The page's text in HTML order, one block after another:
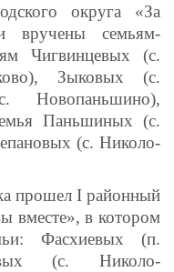
округа «За
вручены семьям-
Чигвинцевых (с.
Зыковых (с.
Новопаньшино),
Паньшиных (с.
(с. Николо-
прошел I районный
вместе», в котором
Фасхиевых (п.
(с. Николо-